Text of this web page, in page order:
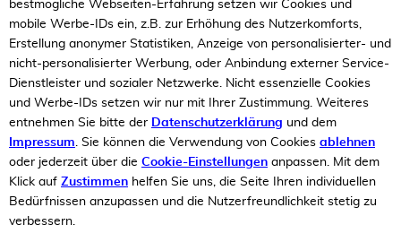
bestmögliche Webseiten-Erfahrung setzen wir Cookies und
mobile Werbe-IDs ein, z.B. zur Erhöhung des Nutzerkomforts,
Erstellung anonymer Statistiken, Anzeige von personalisierter- und
nicht-personalisierter Werbung, oder Anbindung externer Service-
Dienstleister und sozialer Netzwerke. Nicht essenzielle Cookies
und Werbe-IDs setzen wir nur mit Ihrer Zustimmung. Weiteres
entnehmen Sie bitte der Datenschutzerklärung und dem
Impressum. Sie können die Verwendung von Cookies ablehnen
oder jederzeit über die Cookie-Einstellungen anpassen. Mit dem
Klick auf Zustimmen helfen Sie uns, die Seite Ihren individuellen
Bedürfnissen anzupassen und die Nutzerfreundlichkeit stetig zu
verbessern.